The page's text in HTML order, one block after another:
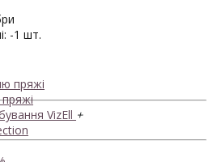
пряжі
пряжі
VizEll +
-1 шт.